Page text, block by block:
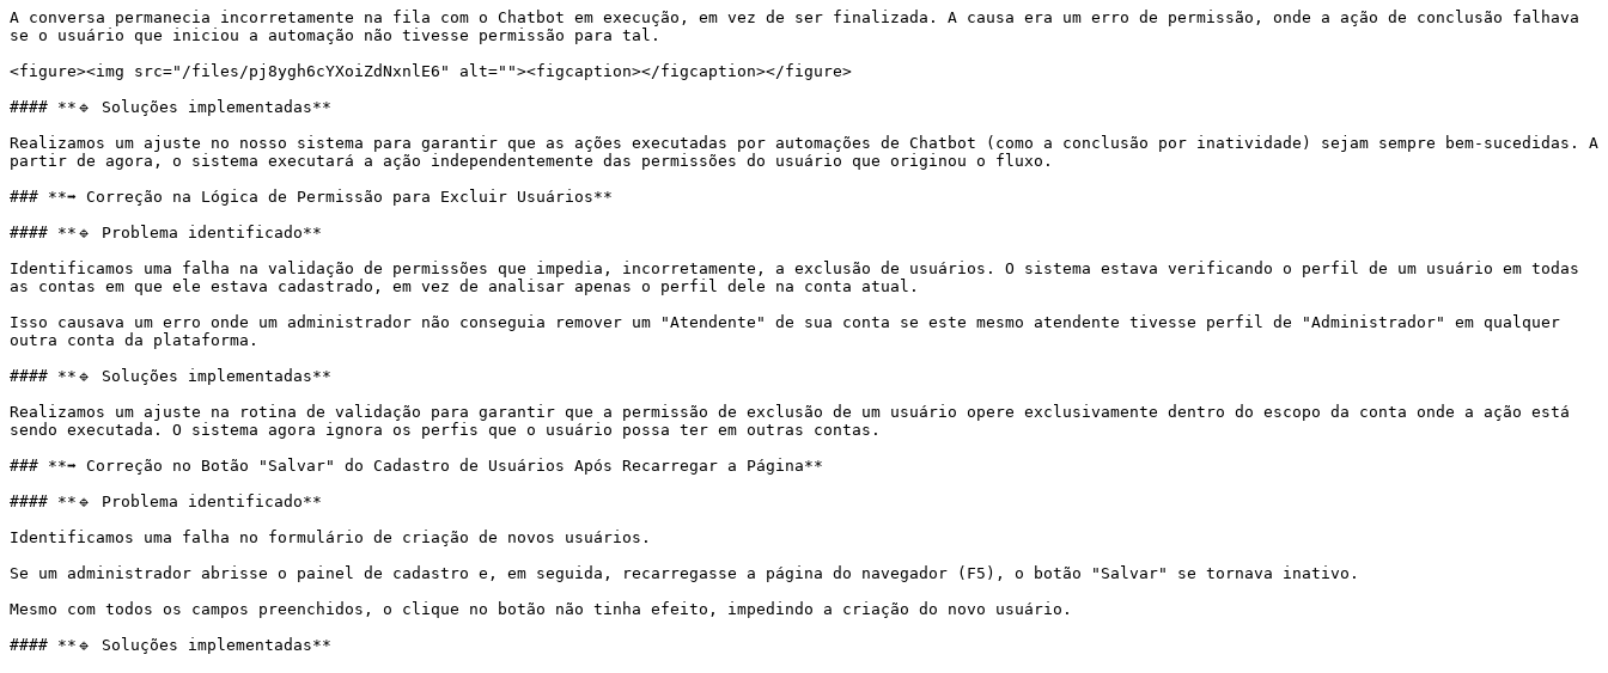
A conversa permanecia incorretamente na fila com o Chatbot em execução, em vez de ser finalizada. A causa era um erro de permissão, onde a ação de conclusão falhava
se o usuário que iniciou a automação não tivesse permissão para tal.
<figure><img src="/files/pj8ygh6cYXoiZdNxnlE6" alt=""><figcaption></figcaption></figure>
#### **🔹 Soluções implementadas**
Realizamos um ajuste no nosso sistema para garantir que as ações executadas por automações de Chatbot (como a conclusão por inatividade) sejam sempre bem-sucedidas. A
partir de agora, o sistema executará a ação independentemente das permissões do usuário que originou o fluxo.
### **➡️ Correção na Lógica de Permissão para Excluir Usuários**
#### **🔹 Problema identificado**
Identificamos uma falha na validação de permissões que impedia, incorretamente, a exclusão de usuários. O sistema estava verificando o perfil de um usuário em todas
as contas em que ele estava cadastrado, em vez de analisar apenas o perfil dele na conta atual.
Isso causava um erro onde um administrador não conseguia remover um "Atendente" de sua conta se este mesmo atendente tivesse perfil de "Administrador" em qualquer
outra conta da plataforma.
#### **🔹 Soluções implementadas**
Realizamos um ajuste na rotina de validação para garantir que a permissão de exclusão de um usuário opere exclusivamente dentro do escopo da conta onde a ação está
sendo executada. O sistema agora ignora os perfis que o usuário possa ter em outras contas.
### **➡️ Correção no Botão "Salvar" do Cadastro de Usuários Após Recarregar a Página**
#### **🔹 Problema identificado**
Identificamos uma falha no formulário de criação de novos usuários.
Se um administrador abrisse o painel de cadastro e, em seguida, recarregasse a página do navegador (F5), o botão "Salvar" se tornava inativo.
Mesmo com todos os campos preenchidos, o clique no botão não tinha efeito, impedindo a criação do novo usuário.
#### **🔹 Soluções implementadas**